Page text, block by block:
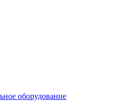
оборудование